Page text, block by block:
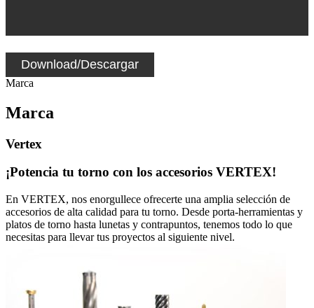
Download/Descargar
Marca
Marca
Vertex
¡Potencia tu torno con los accesorios VERTEX!
En VERTEX, nos enorgullece ofrecerte una amplia selección de
accesorios de alta calidad para tu torno. Desde porta-herramientas y
platos de torno hasta lunetas y contrapuntos, tenemos todo lo que
necesitas para llevar tus proyectos al siguiente nivel.